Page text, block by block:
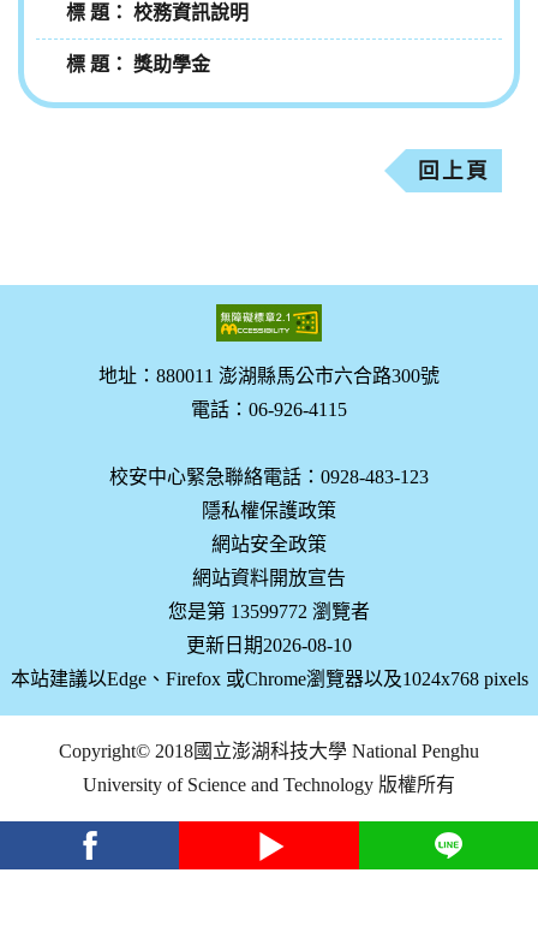
校務資訊說明
獎助學金
回上頁
地址：880011 澎湖縣馬公市六合路300號
電話：06-926-4115
校安中心緊急聯絡電話：0928-483-123
隱私權保護政策
網站安全政策
網站資料開放宣告
您是第 13599772 瀏覽者
更新日期2026-08-10
本站建議以Edge、Firefox 或Chrome瀏覽器以及1024x768 pixels
Copyright© 2018國立澎湖科技大學 National Penghu
University of Science and Technology 版權所有